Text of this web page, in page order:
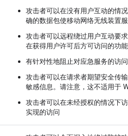
攻击者可以在没有用户互动的情
确的数据包使移动网络无线装置服
攻击者可以远程绕过用户互动要
在获得用户许可后方可访问的功能
有针对性地阻止对应急服务的访问
攻击者可以在请求者期望安全传
敏感信息。请注意，这不适用于
攻击者可以在未经授权的情况下
实现的访问